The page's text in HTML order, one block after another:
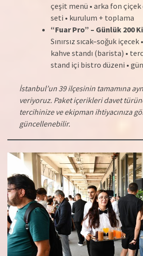
çeşit menü • arka fon
seti • kurulum + toplama
“Fuar Pro” – Günlük 200
Sınırsız sıcak–soğuk
kahve standı (barista) •
stand içi bistro düzeni •
İstanbul’un 39 ilçesinin tamamına
veriyoruz. Paket içerikleri davet
tercihinize ve ekipman ihtiyacınıza
güncellenebilir.